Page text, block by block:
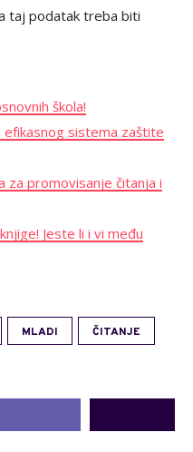
taj podatak treba biti
škola!
efikasnog sistema zaštite
za promovisanje čitanja i
Jeste li i vi među
MLADI ČITANJE